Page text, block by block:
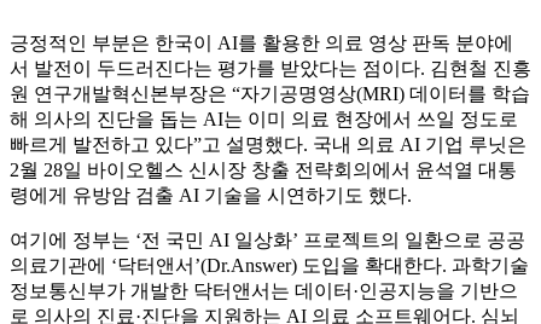
긍정적인 부분은 한국이 AI를 활용한 의료 영상 판독 분야에
서 발전이 두드러진다는 평가를 받았다는 점이다. 김현철 진흥
원 연구개발혁신본부장은 “자기공명영상(MRI) 데이터를 학습
해 의사의 진단을 돕는 AI는 이미 의료 현장에서 쓰일 정도로
빠르게 발전하고 있다”고 설명했다. 국내 의료 AI 기업 루닛은
2월 28일 바이오헬스 신시장 창출 전략회의에서 윤석열 대통
령에게 유방암 검출 AI 기술을 시연하기도 했다.
여기에 정부는 ‘전 국민 AI 일상화’ 프로젝트의 일환으로 공공
의료기관에 ‘닥터앤서’(Dr.Answer) 도입을 확대한다. 과학기술
정보통신부가 개발한 닥터앤서는 데이터·인공지능을 기반으
로 의사의 진료·진단을 지원하는 AI 의료 소프트웨어다. 심뇌